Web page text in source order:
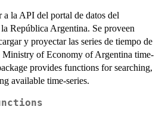
a la API del portal de datos del
República Argentina. Se proveen
y proyectar las series de tiempo de
Ministry of Economy of Argentina time-
provides functions for searching,
available time-series.